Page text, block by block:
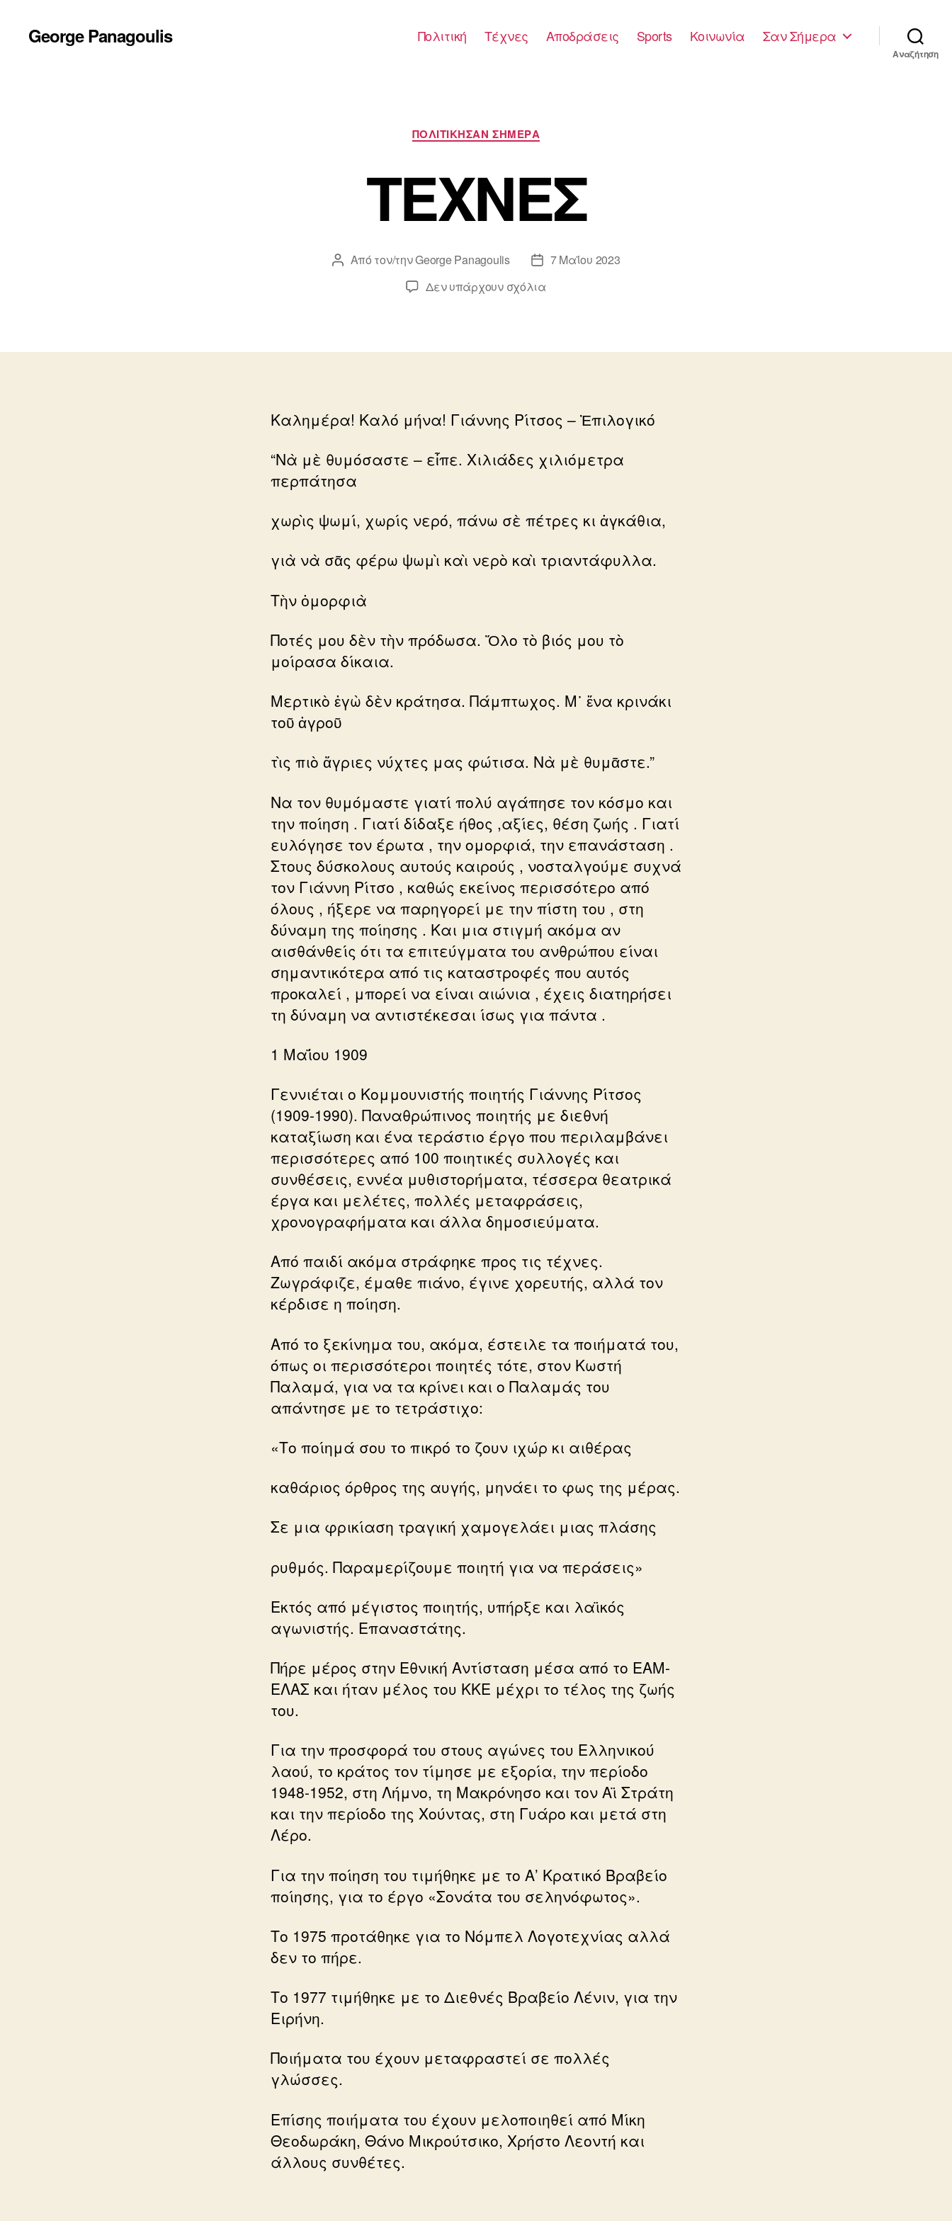
George Panagoulis Πολιτική Τέχνες Αποδράσεις Sports Κοινωνία Σαν Σήμερα
Αναζήτηση
Κατηγορίες
ΠΟΛΙΤΙΚΗΣΑΝ ΣΗΜΕΡΑ
ΤΕΧΝΕΣ
Συντάκτης
Από τον/τηνGeorge Panagoulis
Ημ.7 Μαΐου 2023
Δεν υπάρχουν σχόλιαστο
Καλημέρα! Καλό μήνα! Γιάννης Ρίτσος – Ἐπιλογικό
“Νὰ μὲ θυμόσαστε – εἶπε. Χιλιάδες χιλιόμετρα
περπάτησα
χωρὶς ψωμί, χωρίς νερό, πάνω σὲ πέτρες κι ἀγκάθια,
γιὰ νὰ σᾶς φέρω ψωμὶ καὶ νερὸ καὶ τριαντάφυλλα.
Τὴν ὀμορφιὰ
Ποτές μου δὲν τὴν πρόδωσα. Ὅλο τὸ βιός μου τὸ
μοίρασα δίκαια.
Μερτικὸ ἐγὼ δὲν κράτησα. Πάμπτωχος. Μ᾿ ἕνα κρινάκι
τοῦ ἀγροῦ
τὶς πιὸ ἄγριες νύχτες μας φώτισα. Νὰ μὲ θυμᾶστε.”
Να τον θυμόμαστε γιατί πολύ αγάπησε τον κόσμο και
την ποίηση . Γιατί δίδαξε ήθος ,αξίες, θέση ζωής . Γιατί
ευλόγησε τον έρωτα , την ομορφιά, την επανάσταση .
Στους δύσκολους αυτούς καιρούς , νοσταλγούμε συχνά
τον Γιάννη Ρίτσο , καθώς εκείνος περισσότερο από
όλους , ήξερε να παρηγορεί με την πίστη του , στη
δύναμη της ποίησης . Και μια στιγμή ακόμα αν
αισθάνθείς ότι τα επιτεύγματα του ανθρώπου είναι
σημαντικότερα από τις καταστροφές που αυτός
προκαλεί , μπορεί να είναι αιώνια , έχεις διατηρήσει
τη δύναμη να αντιστέκεσαι ίσως για πάντα .
1 Μαΐου 1909
Γεννιέται ο Κομμουνιστής ποιητής Γιάννης Ρίτσος
(1909-1990). Παναθρώπινος ποιητής με διεθνή
καταξίωση και ένα τεράστιο έργο που περιλαμβάνει
περισσότερες από 100 ποιητικές συλλογές και
συνθέσεις, εννέα μυθιστορήματα, τέσσερα θεατρικά
έργα και μελέτες, πολλές μεταφράσεις,
χρονογραφήματα και άλλα δημοσιεύματα.
Από παιδί ακόμα στράφηκε προς τις τέχνες.
Ζωγράφιζε, έμαθε πιάνο, έγινε χορευτής, αλλά τον
κέρδισε η ποίηση.
Από το ξεκίνημα του, ακόμα, έστειλε τα ποιήματά του,
όπως οι περισσότεροι ποιητές τότε, στον Κωστή
Παλαμά, για να τα κρίνει και ο Παλαμάς του
απάντησε με το τετράστιχο:
«Το ποίημά σου το πικρό το ζουν ιχώρ κι αιθέρας
καθάριος όρθρος της αυγής, μηνάει το φως της μέρας.
Σε μια φρικίαση τραγική χαμoγελάει μιας πλάσης
ρυθμός. Παραμερίζουμε ποιητή για να περάσεις»
Εκτός από μέγιστος ποιητής, υπήρξε και λαϊκός
αγωνιστής. Επαναστάτης.
Πήρε μέρος στην Εθνική Αντίσταση μέσα από το ΕΑΜ-
ΕΛΑΣ και ήταν μέλος του ΚΚΕ μέχρι το τέλος της ζωής
του.
Για την προσφορά του στους αγώνες του Ελληνικού
λαού, το κράτος τον τίμησε με εξορία, την περίοδο
1948-1952, στη Λήμνο, τη Μακρόνησο και τον Αϊ Στράτη
και την περίοδο της Χούντας, στη Γυάρο και μετά στη
Λέρο.
Για την ποίηση του τιμήθηκε με το Α’ Κρατικό Βραβείο
ποίησης, για το έργο «Σονάτα του σεληνόφωτος».
Το 1975 προτάθηκε για το Νόμπελ Λογοτεχνίας αλλά
δεν το πήρε.
Το 1977 τιμήθηκε με το Διεθνές Βραβείο Λένιν, για την
Ειρήνη.
Ποιήματα του έχουν μεταφραστεί σε πολλές
γλώσσες.
Επίσης ποιήματα του έχουν μελοποιηθεί από Μίκη
Θεοδωράκη, Θάνο Μικρούτσικο, Χρήστο Λεοντή και
άλλους συνθέτες.